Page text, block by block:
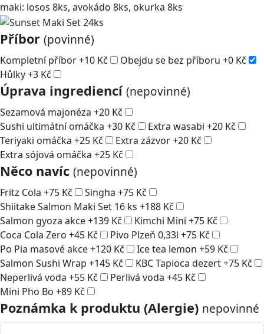
maki: losos 8ks, avokádo 8ks, okurka 8ks
Příbor (povinné)
Kompletní příbor+10 Kč Obejdu se bez příboru +0 Kč
Hůlky+3 Kč
Úprava ingrediencí (nepovinné)
Sezamová majonéza +20 Kč
Sushi ultimátní omáčka +30 Kč Extra wasabi +20 Kč
Teriyaki omáčka +25 Kč Extra zázvor+20 Kč
Extra sójová omáčka +25 Kč
Něco navíc (nepovinné)
Fritz Cola +75 Kč Singha +75 Kč
Shiitake Salmon Maki Set 16 ks +188 Kč
Salmon gyoza akce+139 Kč Kimchi Mini +75 Kč
Coca Cola Zero +45 Kč Pivo Plzeň 0,33l +75 Kč
Po Pia masové akce+120 Kč Ice tea lemon +59 Kč
Salmon Sushi Wrap +145 Kč KBC Tapioca dezert+75 Kč
Neperlivá voda +55 Kč Perlivá voda +45 Kč
Mini Pho Bo +89 Kč
Poznámka k produktu (Alergie) nepovinné